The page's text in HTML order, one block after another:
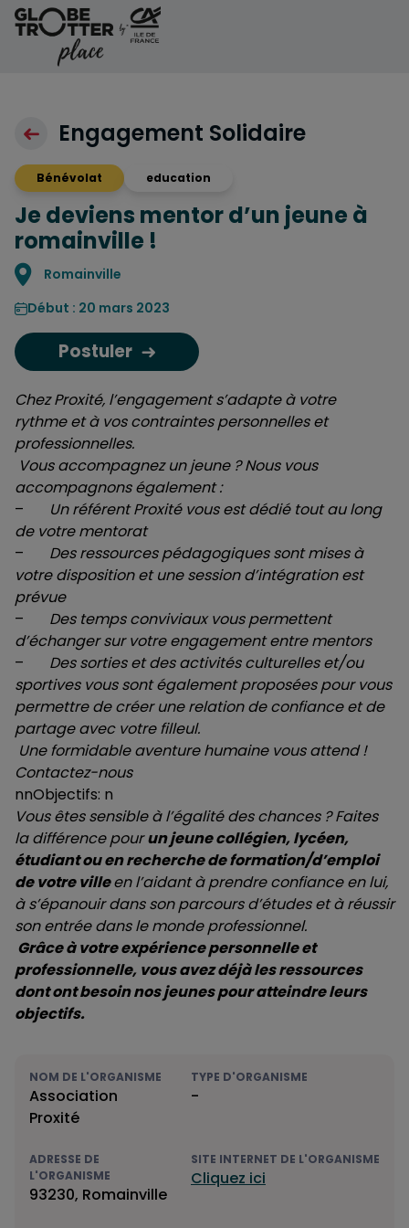
Aller au contenu
Engagement Solidaire
Bénévolat education
Je deviens mentor d’un jeune à
romainville !
Localisation
Romainville
Début : 20 mars 2023
Postuler
Chez Proxité, l’engagement s’adapte à votre
rythme et à vos contraintes personnelles et
professionnelles.
Vous accompagnez un jeune ? Nous vous
accompagnons également :
– Un référent Proxité vous est dédié tout au long
de votre mentorat
– Des ressources pédagogiques sont mises à
votre disposition et une session d’intégration est
prévue
– Des temps conviviaux vous permettent
d’échanger sur votre engagement entre mentors
– Des sorties et des activités culturelles et/ou
sportives vous sont également proposées pour vous
permettre de créer une relation de confiance et de
partage avec votre filleul.
Une formidable aventure humaine vous attend !
Contactez-nous
nnObjectifs: n
Vous êtes sensible à l’égalité des chances ? Faites
la différence pourun jeune collégien, lycéen,
étudiant ou en recherche de formation/d’emploi
de votre villeen l’aidant à prendre confiance en lui,
à s’épanouir dans son parcours d’études et à réussir
son entrée dans le monde professionnel.
Grâce à votre expérience personnelle et
professionnelle, vous avez déjà les ressources
dont ont besoin nos jeunes pour atteindre leurs
objectifs.
NOM DE L'ORGANISME
Association
Proxité
TYPE D'ORGANISME
-
ADRESSE DE
L'ORGANISME
93230, Romainville
SITE INTERNET DE L'ORGANISME
Cliquez ici